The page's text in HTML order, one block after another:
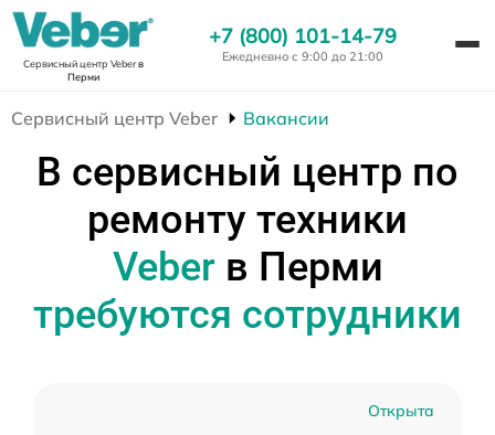
Сервисный центр Veberв
Перми
+7 (800) 101-14-79
Ежедневно с 9:00 до 21:00
Сервисный центр Veber Вакансии
В сервисный центр по
ремонту техники
Veber в Перми
требуются сотрудники
Открыта